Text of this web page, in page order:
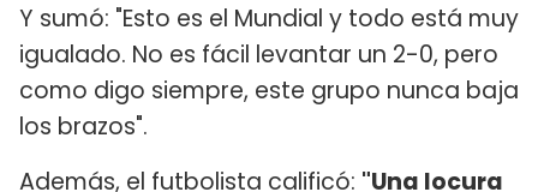
Y sumó: "Esto es el Mundial y todo está muy
igualado. No es fácil levantar un 2-0, pero
como digo siempre, este grupo nunca baja
los brazos".
Además, el futbolista calificó: "Una locura